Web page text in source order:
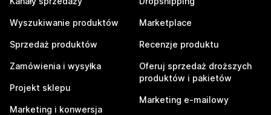
Wyszukiwanie produktów
Sprzedaż produktów
Zamówienia i wysyłka
Projekt sklepu
Marketing i konwersja
Marketplace
Recenzje produktu
Oferuj sprzedaż droższych
produktów i pakietów
Marketing e-mailowy